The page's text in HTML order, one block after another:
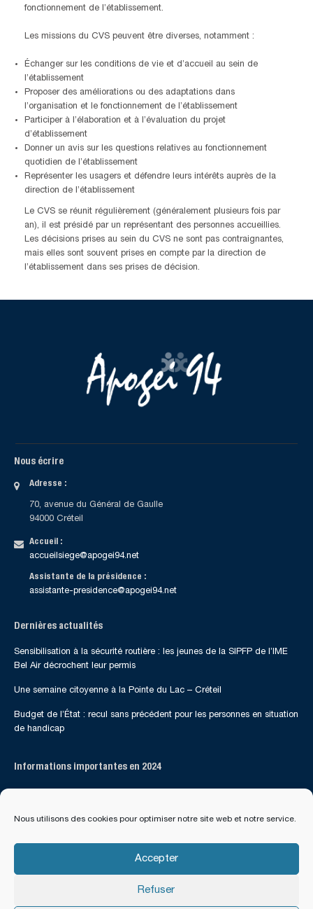
Nous utilisons des cookies pour optimiser notre site web et notre service.
Accepter
Refuser
fonctionnement de l’établissement.
Les missions du CVS peuvent être diverses, notamment :
Échanger sur les conditions de vie et d’accueil au sein de
l’établissement
Proposer des améliorations ou des adaptations dans
l’organisation et le fonctionnement de l’établissement
Participer à l’élaboration et à l’évaluation du projet
d’établissement
Donner un avis sur les questions relatives au fonctionnement
quotidien de l’établissement
Représenter les usagers et défendre leurs intérêts auprès de la
direction de l’établissement
Le CVS se réunit régulièrement (généralement plusieurs fois par
an), il est présidé par un représentant des personnes accueillies.
Les décisions prises au sein du CVS ne sont pas contraignantes,
mais elles sont souvent prises en compte par la direction de
l’établissement dans ses prises de décision.
Nous écrire
Adresse :
70, avenue du Général de Gaulle
94000 Créteil
Accueil :
accueilsiege@apogei94.net
Assistante de la présidence :
assistante-presidence@apogei94.net
Dernières actualités
Sensibilisation à la sécurité routière : les jeunes de la SIPFP de l’IME
Bel Air décrochent leur permis
Une semaine citoyenne à la Pointe du Lac – Créteil
Budget de l’État : recul sans précédent pour les personnes en situation
de handicap
Informations importantes en 2024